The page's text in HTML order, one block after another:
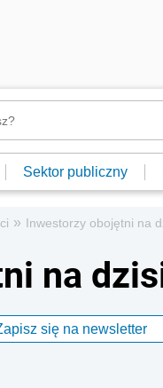
Sektor publiczny
» Inwestorzy obojętni na
na
się na newsletter